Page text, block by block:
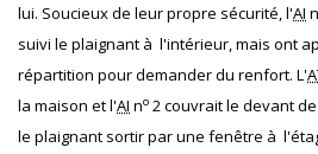
lui. Soucieux de leur propre sécurité, l'AI n
suivi le plaignant à l'intérieur, mais ont
répartition pour demander du renfort. L'
la maison et l'AI no 2 couvrait le devant
le plaignant sortir par une fenêtre à